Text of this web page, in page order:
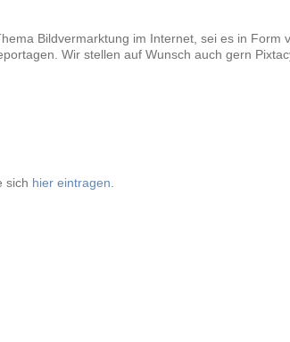
Bildvermarktung im Internet, sei es in Form
Wir stellen auf Wunsch auch gern
sich hier eintragen